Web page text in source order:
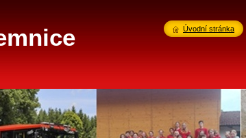
Úvodní stránka